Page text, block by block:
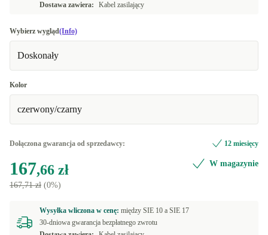
Dostawa zawiera:
Kabel zasilający
Wybierz wygląd(Info)
Doskonały
Kolor
czerwony/czarny
Dołączona gwarancja od sprzedawcy: 12 miesięcy
167,66 zł
167,71 zł (0%)
W magazynie
Wysyłka wliczona w cenę: między SIE 10 a SIE 17
30-dniowa gwarancja bezpłatnego zwrotu